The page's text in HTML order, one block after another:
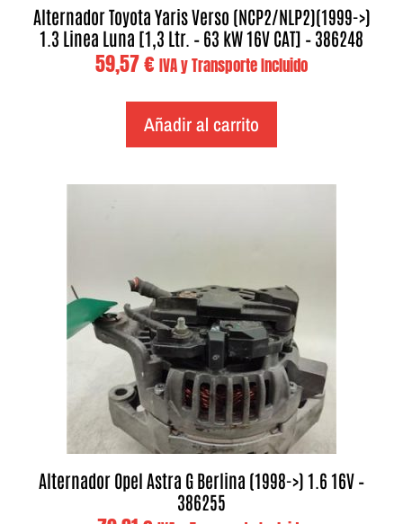
Alternador Toyota Yaris Verso (NCP2/NLP2)(1999->)
1.3 Linea Luna [1,3 Ltr. – 63 kW 16V CAT] – 386248
59,57€ IVA y Transporte Incluido
Añadir al carrito
Alternador Opel Astra G Berlina (1998->) 1.6 16V –
386255